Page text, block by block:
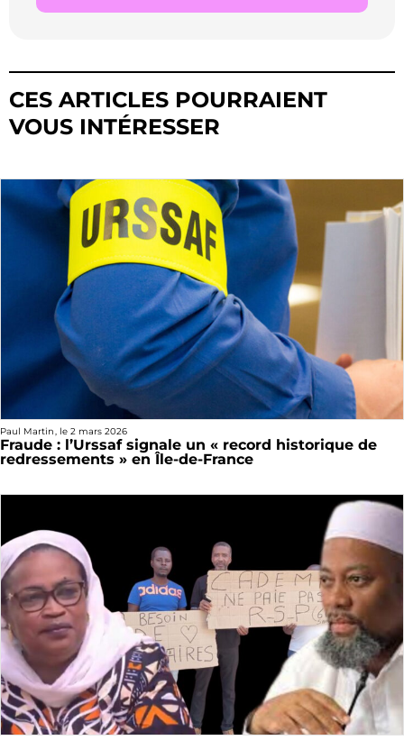
CES ARTICLES POURRAIENT
VOUS INTÉRESSER
Paul Martin, le 2 mars 2026
Fraude : l’Urssaf signale un « record historique de
redressements » en Île-de-France